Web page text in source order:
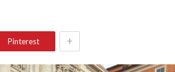
Pinterest +